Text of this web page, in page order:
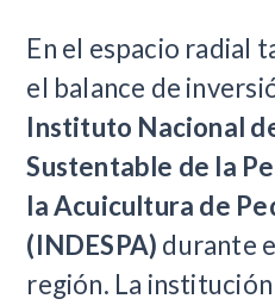
En el espacio radial
el balance de
Instituto Nacional
Sustentable de la
la Acuicultura de
(INDESPA) durante
región. La